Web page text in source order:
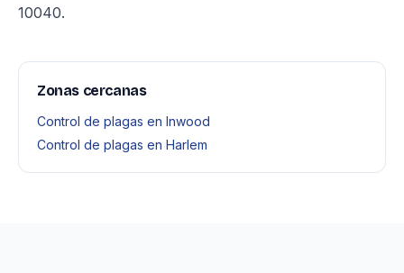
10040.
Zonas cercanas
Control de plagas en Inwood
Control de plagas en Harlem